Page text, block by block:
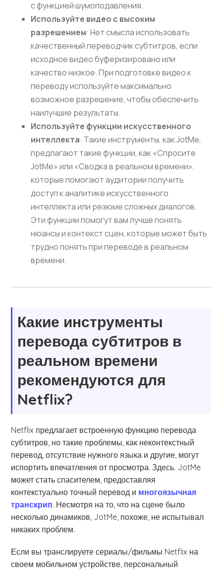
с функцией шумоподавления.
Используйте видео с высоким
разрешением: Нет смысла использовать
качественный переводчик субтитров, если
исходное видео буферизировано или
качество низкое. При подготовке видео к
переводу используйте максимально
возможное разрешение, чтобы обеспечить
наилучшие результаты.
Используйте функции искусственного
интеллекта: Такие инструменты, как JotMe,
предлагают такие функции, как «Спросите
JotMe» или «Сводка в реальном времени»,
которые помогают аудитории получить
доступ к аналитике искусственного
интеллекта или резюме сложных диалогов.
Эти функции помогут вам лучше понять
нюансы и контекст сцен, которые может быть
трудно понять при переводе в реальном
времени.
Какие инструменты
перевода субтитров в
реальном времени
рекомендуются для
Netflix?
Netflix предлагает встроенную функцию перевода
субтитров, но такие проблемы, как неконтекстный
перевод, отсутствие нужного языка и другие, могут
испортить впечатления от просмотра. Здесь. JotMe
может стать спасителем, предоставляя
контекстуально точный перевод и многоязычная
транскрип. Несмотря на то, что на сцене было
несколько динамиков, JotMe, похоже, не испытывал
никаких проблем.
Если вы транслируете сериалы/фильмы Netflix на
своем мобильном устройстве, персональный